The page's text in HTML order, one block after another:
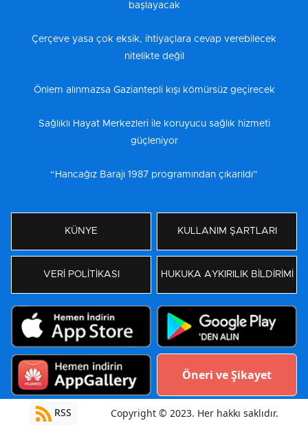
başlayacak
Çerçeve yasa çok eksik, ihtiyaçlara cevap verebilecek
nitelikte değil
Önlem alınmazsa Gaziantepli kışı kömürsüz geçirecek
Sağlıklı Hayat Merkezleri ile koruyucu sağlık hizmeti
güçleniyor
“Hancağız Barajı 1987 programından çıkarıldı”
KÜNYE KULLANIM ŞARTLARI
VERİ POLİTİKASI HUKUKA AYKIRILIK BİLDİRİMİ
Öneri ve Şikayet
RSS Copyright © 2023. Her hakkı saklıdır.